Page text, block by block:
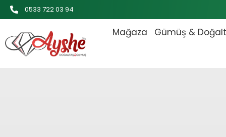
İçeriğe
atla
0533 722 03 94
Mağaza Gümüş &